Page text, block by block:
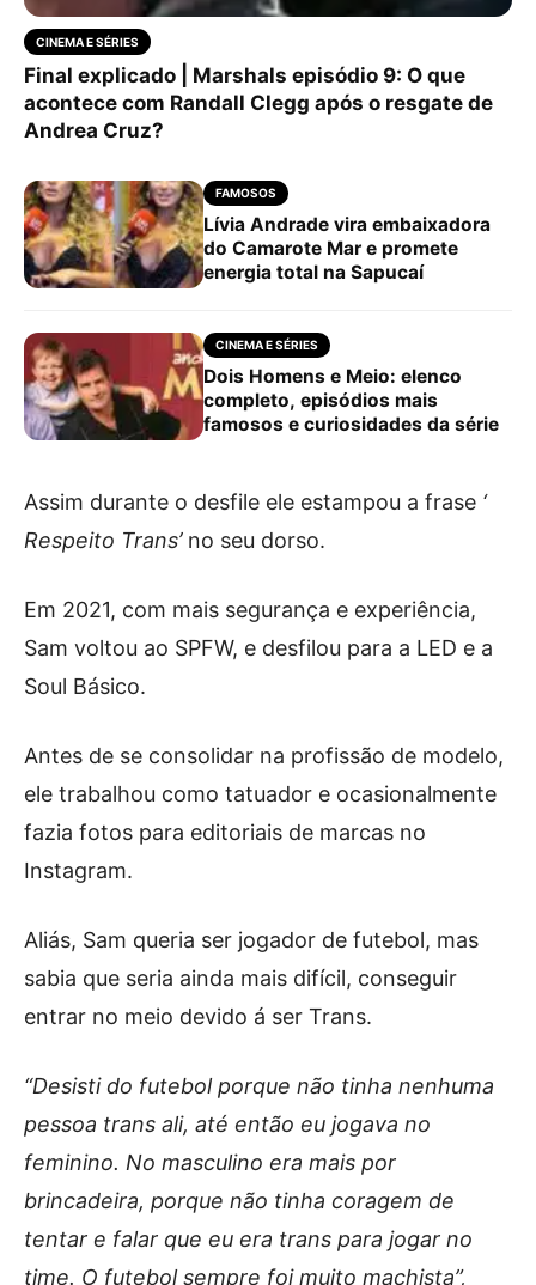
CINEMA E SÉRIES
Final explicado | Marshals episódio 9: O que
acontece com Randall Clegg após o resgate de
Andrea Cruz?
FAMOSOS
Lívia Andrade vira embaixadora
do Camarote Mar e promete
energia total na Sapucaí
CINEMA E SÉRIES
Dois Homens e Meio: elenco
completo, episódios mais
famosos e curiosidades da série
Assim durante o desfile ele estampou a frase ‘
Respeito Trans’no seu dorso.
Em 2021, com mais segurança e experiência,
Sam voltou ao SPFW, e desfilou para a LED e a
Soul Básico.
Antes de se consolidar na profissão de modelo,
ele trabalhou como tatuador e ocasionalmente
fazia fotos para editoriais de marcas no
Instagram.
Aliás, Sam queria ser jogador de futebol, mas
sabia que seria ainda mais difícil, conseguir
entrar no meio devido á ser Trans.
“Desisti do futebol porque não tinha nenhuma
pessoa trans ali, até então eu jogava no
feminino. No masculino era mais por
brincadeira, porque não tinha coragem de
tentar e falar que eu era trans para jogar no
time. O futebol sempre foi muito machista”,